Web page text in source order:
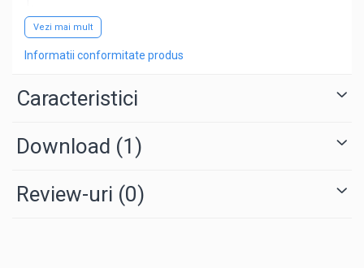
- o baza pentru agatat cutia cablului de incarcare.
- 1 RCBO 16A, curba C, tip de 30 mA, HPI Cat.No 4 107 54.
supratensiune.
podea.
Sunt necesare cabluri si personal calificat pentru instalare!
Vezi mai mult
Informatii conformitate produs
Caracteristici
Download (1)
Review-uri (0)